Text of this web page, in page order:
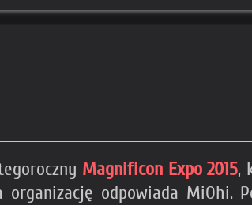
Magnificon Expo 2015,
odpowiada MiOhi.